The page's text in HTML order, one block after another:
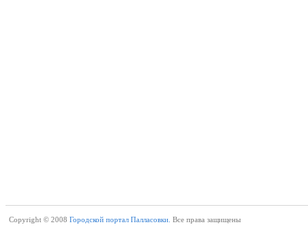
Copyright © 2008 Городской портал Палласовки. Все права защищены